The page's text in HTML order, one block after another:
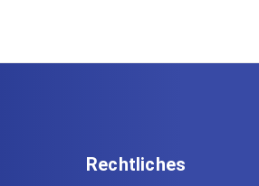
Rechtliches